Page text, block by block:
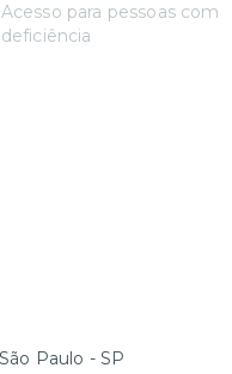
Acesso para pessoas com
deficiência
Paulo - SP